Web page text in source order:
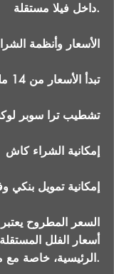
داخل فيلا مستقلة.
💰 الأسعار وأنظمة
تبدأ الأسعار من 14 مليون جنيه للفيلا
تشطيب ترا سوبر
إمكانية الشراء كاش
إمكانية تمويل
السعر المطروح
أسعار الفلل
الرئيسية، خاصة مع مساحة الأرض الكبيرة.